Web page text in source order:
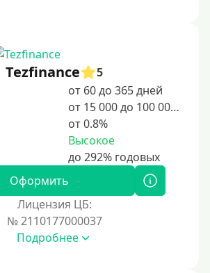
Tezfinance
5
от 60 до 365 дней
от 15 000 до 100 000 ₽
от 0.8%
Высокое
Оформить
Лицензия ЦБ:
№ 2110177000037
Подробнее